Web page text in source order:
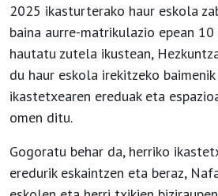
2025 ikasturterako haur eskola
baina aurre-matrikulazio epean
hautatu zutela ikustean,
du haur eskola irekitzeko
ikastetxearen ereduak eta
omen ditu.
Gogoratu behar da, herriko
eredurik eskaintzen eta beraz,